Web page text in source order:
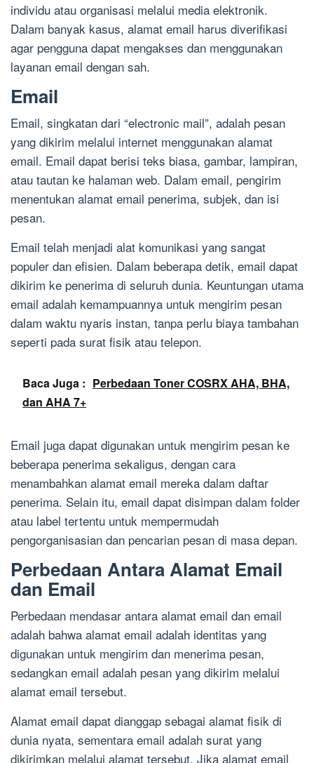
individu atau organisasi melalui media elektronik.
Dalam banyak kasus, alamat email harus diverifikasi
agar pengguna dapat mengakses dan menggunakan
layanan email dengan sah.
Email
Email, singkatan dari “electronic mail”, adalah pesan
yang dikirim melalui internet menggunakan alamat
email. Email dapat berisi teks biasa, gambar, lampiran,
atau tautan ke halaman web. Dalam email, pengirim
menentukan alamat email penerima, subjek, dan isi
pesan.
Email telah menjadi alat komunikasi yang sangat
populer dan efisien. Dalam beberapa detik, email dapat
dikirim ke penerima di seluruh dunia. Keuntungan utama
email adalah kemampuannya untuk mengirim pesan
dalam waktu nyaris instan, tanpa perlu biaya tambahan
seperti pada surat fisik atau telepon.
Baca Juga : Perbedaan Toner COSRX AHA, BHA,
dan AHA 7+
Email juga dapat digunakan untuk mengirim pesan ke
beberapa penerima sekaligus, dengan cara
menambahkan alamat email mereka dalam daftar
penerima. Selain itu, email dapat disimpan dalam folder
atau label tertentu untuk mempermudah
pengorganisasian dan pencarian pesan di masa depan.
Perbedaan Antara Alamat Email
dan Email
Perbedaan mendasar antara alamat email dan email
adalah bahwa alamat email adalah identitas yang
digunakan untuk mengirim dan menerima pesan,
sedangkan email adalah pesan yang dikirim melalui
alamat email tersebut.
Alamat email dapat dianggap sebagai alamat fisik di
dunia nyata, sementara email adalah surat yang
dikirimkan melalui alamat tersebut. Jika alamat email